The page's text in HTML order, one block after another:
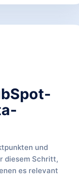
und
diesem Schritt,
es relevant